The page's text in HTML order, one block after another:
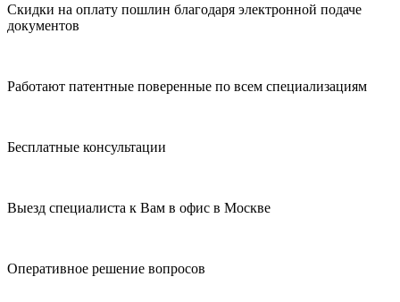
Скидки на оплату пошлин благодаря электронной подаче
документов
Работают патентные поверенные по всем специализациям
Бесплатные консультации
Выезд специалиста к Вам в офис в Москве
Оперативное решение вопросов